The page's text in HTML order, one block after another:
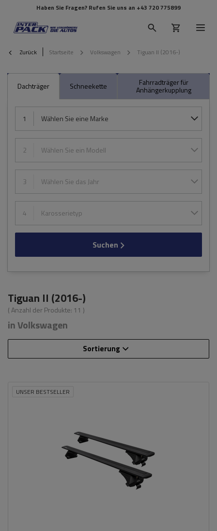
Haben Sie Fragen? Rufen Sie uns an +43 720 775899
Zurück Startseite Volkswagen Tiguan II (2016-)
Dachträger Schneekette Fahrradträger für
Anhängerkupplung
1 Wählen Sie eine Marke
2 Wählen Sie ein Modell
3 Wählen Sie das Jahr
4 Karosserietyp
Suchen
Tiguan II (2016-)
( Anzahl der Produkte: 11 )
in Volkswagen
Sortierung
UNSER BESTSELLER